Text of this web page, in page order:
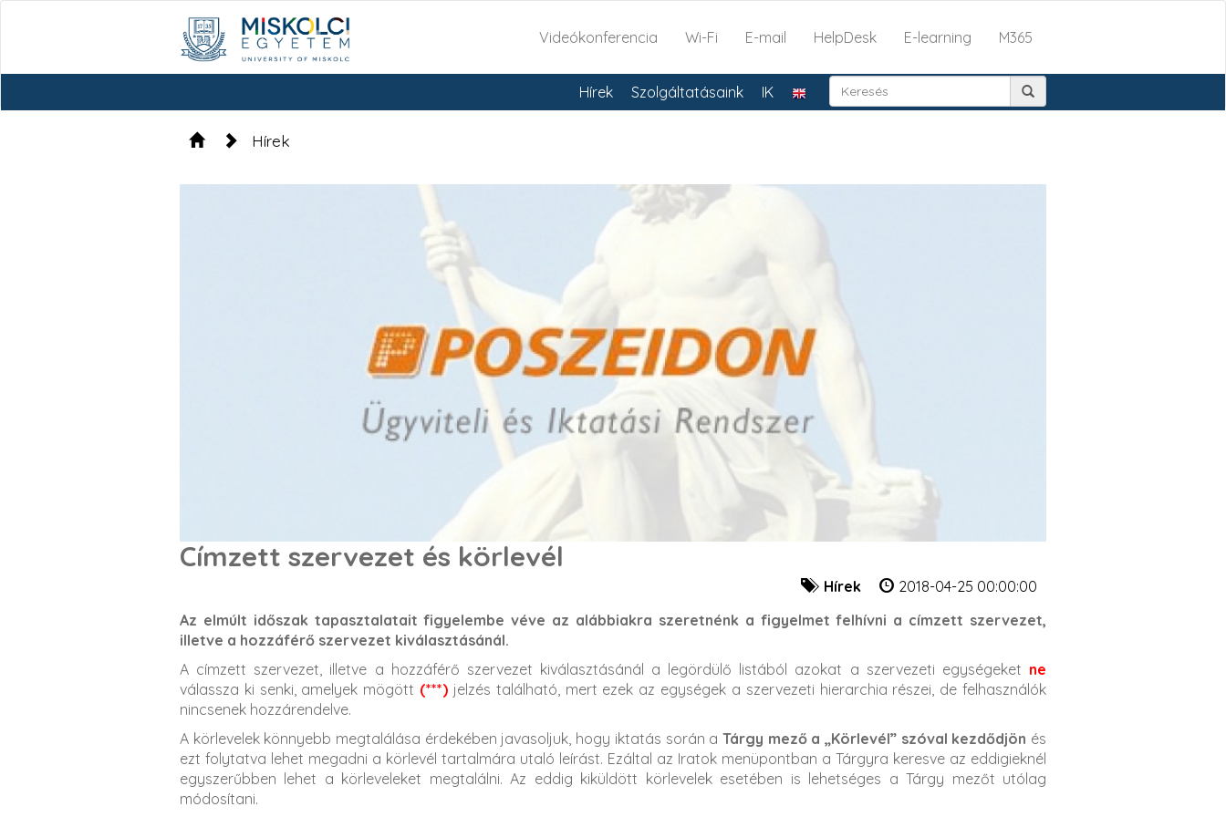
Videókonferencia Wi-Fi E-mail HelpDesk E-learning M365
Hírek Szolgáltatásaink IK
Hírek
Címzett szervezet és körlevél
Hírek
2018-04-25 00:00:00
Az elmúlt időszak tapasztalatait figyelembe véve az alábbiakra szeretnénk a figyelmet felhívni a címzett szervezet,
illetve a hozzáférő szervezet kiválasztásánál.
A címzett szervezet, illetve a hozzáférő szervezet kiválasztásánál a legördülő listából azokat a szervezeti egységeket ne
válassza ki senki, amelyek mögött (***) jelzés található, mert ezek az egységek a szervezeti hierarchia részei, de felhasználók
nincsenek hozzárendelve.
A körlevelek könnyebb megtalálása érdekében javasoljuk, hogy iktatás során a Tárgy mező a „Körlevél” szóval kezdődjön és
ezt folytatva lehet megadni a körlevél tartalmára utaló leírást. Ezáltal az Iratok menüpontban a Tárgyra keresve az eddigieknél
egyszerűbben lehet a körleveleket megtalálni. Az eddig kiküldött körlevelek esetében is lehetséges a Tárgy mezőt utólag
módosítani.